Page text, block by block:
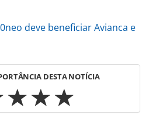
deve beneficiar Avianca e
DESTA NOTÍCIA